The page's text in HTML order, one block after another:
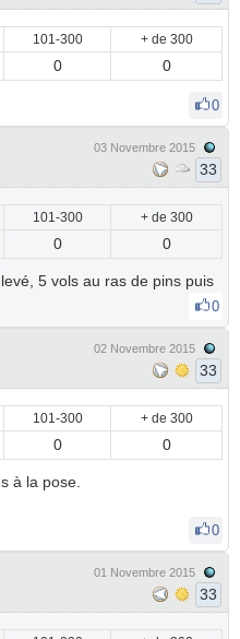
101-300 + de 300
0 0
0
03 Novembre 2015
33
101-300 + de 300
0 0
5 vols au ras de pins puis
0
02 Novembre 2015
33
101-300 + de 300
0 0
à la pose.
0
01 Novembre 2015
33